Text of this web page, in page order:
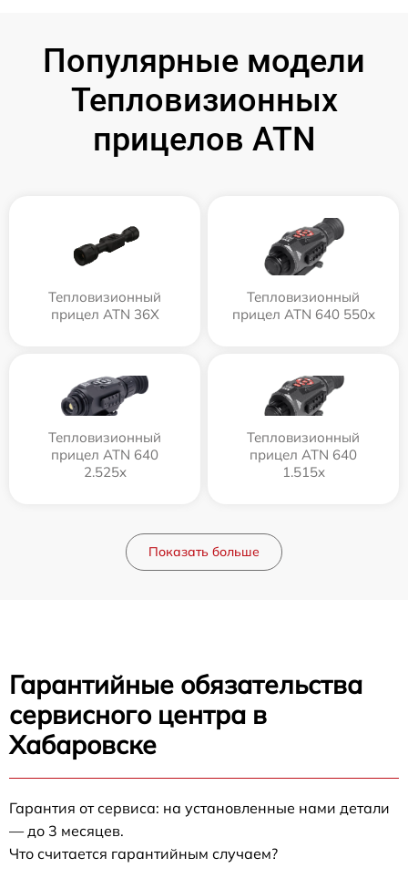
Популярные модели
Тепловизионных
прицелов ATN
Тепловизионный
прицел ATN 36X
Тепловизионный
прицел ATN 640 550x
Тепловизионный
прицел ATN 640
2.525x
Тепловизионный
прицел ATN 640
1.515x
Показать больше
Гарантийные обязательства
сервисного центра в
Хабаровске
Гарантия от сервиса: на установленные нами детали
— до 3 месяцев.
Что считается гарантийным случаем?